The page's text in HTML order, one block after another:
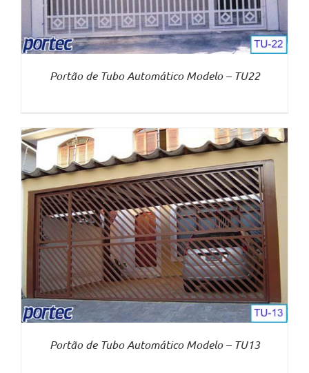
Portão de Tubo Automático Modelo – TU22
Portão de Tubo Automático Modelo – TU13